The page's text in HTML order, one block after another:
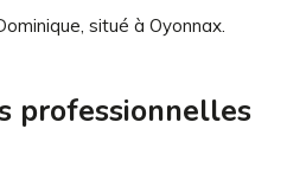
situé à Oyonnax.
professionnelles